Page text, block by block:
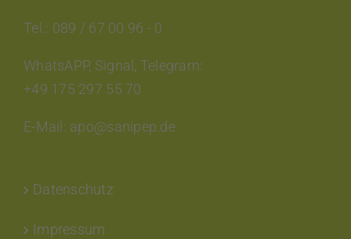
Tel.: 089 / 67 00 96 - 0
WhatsAPP, Signal, Telegram:
+49 175 297 55 70
E-Mail: apo@sanipep.de
Datenschutz
Impressum